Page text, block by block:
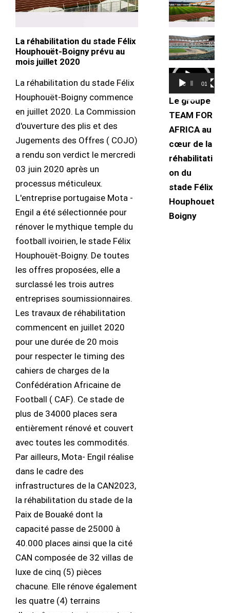
La réhabilitation du stade Félix
Houphouët-Boigny prévu au
mois juillet 2020
La réhabilitation du stade Félix
Houphouët-Boigny commence
en juillet 2020. La Commission
d'ouverture des plis et des
Jugements des Offres ( COJO)
a rendu son verdict le mercredi
03 juin 2020 après un
processus méticuleux.
L'entreprise portugaise Mota -
Engil a été sélectionnée pour
rénover le mythique temple du
football ivoirien, le stade Félix
Houphouët-Boigny. De toutes
les offres proposées, elle a
surclassé les trois autres
entreprises soumissionnaires.
Les travaux de réhabilitation
commencent en juillet 2020
pour une durée de 20 mois
pour respecter le timing des
cahiers de charges de la
Confédération Africaine de
Football ( CAF). Ce stade de
plus de 34000 places sera
entièrement rénové et couvert
avec toutes les commodités.
Par ailleurs, Mota- Engil réalise
dans le cadre des
infrastructures de la CAN2023,
la réhabilitation du stade de la
Paix de Bouaké dont la
capacité passe de 25000 à
40.000 places ainsi que la cité
CAN composée de 32 villas de
luxe de cinq (5) pièces
chacune. Elle rénove également
les quatre (4) terrains
Lecteur
vidéo00:00 01:28
Le groupe
TEAM FOR
AFRICA au
cœur de la
réhabilitati
on du
stade Félix
Houphouet
Boigny